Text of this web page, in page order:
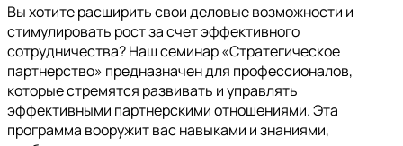
Вы хотите расширить свои деловые возможности и
стимулировать рост за счет эффективного
сотрудничества? Наш семинар «Стратегическое
партнерство» предназначен для профессионалов,
которые стремятся развивать и управлять
эффективными партнерскими отношениями. Эта
программа вооружит вас навыками и знаниями,